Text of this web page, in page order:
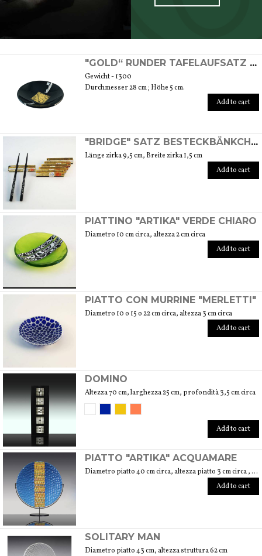
"GOLD“ RUNDER TAFELAUFSATZ MIT GOLDFOLIE
Gewicht - 1300
Durchmesser 28 cm ; Höhe 5 cm.
Add to cart
"BRIDGE" SATZ BESTECKBÄNKCHEN
Länge zirka 9,5 cm, Breite zirka 1,5 cm
Add to cart
PIATTINO "ARTIKA" VERDE CHIARO
Diametro 10 cm circa, altezza 2 cm circa
Add to cart
PIATTO CON MURRINE "MERLETTI"
Diametro 10 o 15 o 22 cm circa, altezza 3 cm circa
Add to cart
DOMINO
Altezza 70 cm, larghezza 25 cm, profondità 3,5 cm circa
Add to cart
PIATTO "ARTIKA" ACQUAMARE
Diametro piatto 40 cm circa, altezza piatto 3 cm circa , altezza con base 46 cm circa, diametro base 16 cm
Add to cart
SOLITARY MAN
Diametro piatto 43 cm, altezza struttura 62 cm